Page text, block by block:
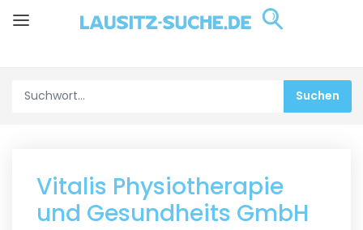
Vitalis Physiotherapie
und Gesundheits GmbH